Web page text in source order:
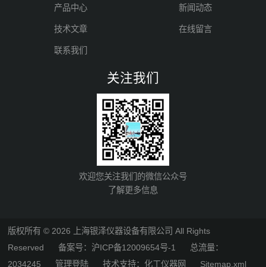
产品中心 新闻动态
技术文章 在线留言
联系我们
关注我们
欢迎您关注我们的微信公众号
了解更多信息
版权所有 © 2026 上海银泽仪器设备有限公司 All Rights
Reserved备案号：沪ICP备12009654号-1
总流量：
2034245 管理登陆 技术支持：化工仪器网 Sitemap.xml